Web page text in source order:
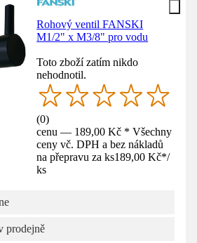
Rohový ventil FANSKI
M1/2" x M3/8" pro vodu
Toto zboží zatím nikdo
nehodnotil.
(0)
cenu — 189,00 Kč * Všechny
ceny vč. DPH a bez nákladů
na přepravu za ks189,00 Kč*/
ks
prodejně